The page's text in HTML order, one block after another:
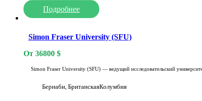
Подробнее
Simon Fraser University (SFU)
От 36800 $
Simon Fraser University (SFU) — ведущий исследовательский
Бернаби, БританскаяКолумбия